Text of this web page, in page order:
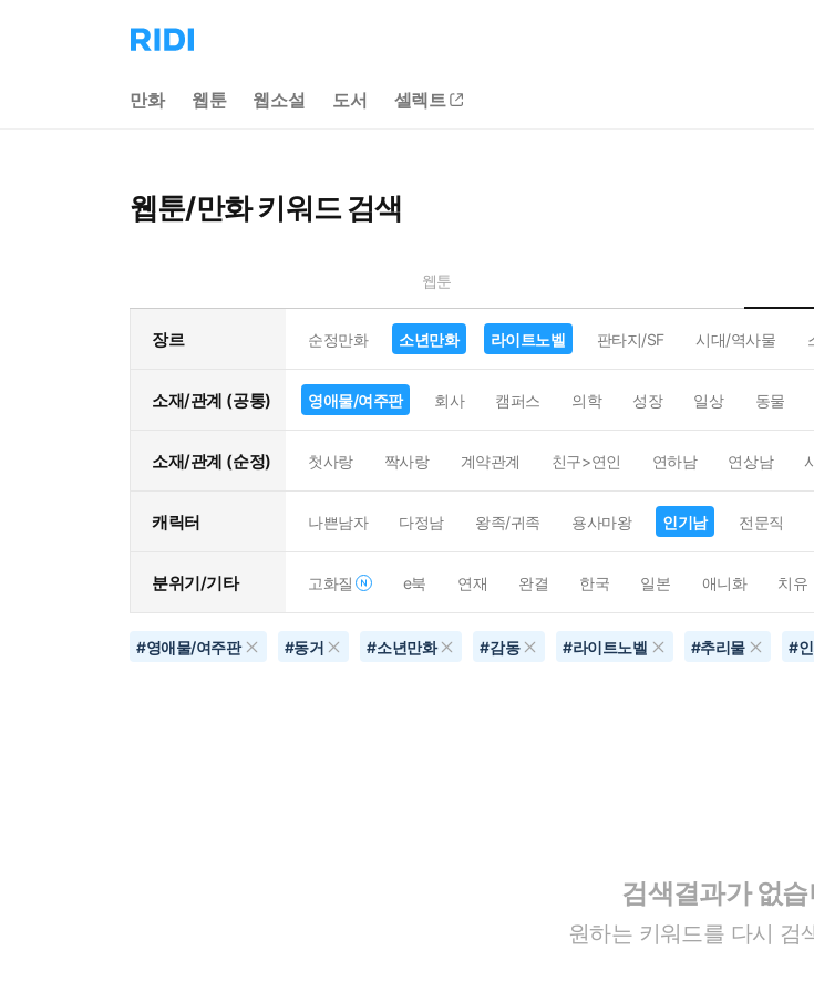
리
디
으
만화 웹툰 웹소설 도서 셀렉트
웹툰/만화 키워드 검색
웹툰
장르 순정만화 소년만화 라이트노벨 판타지/SF 시대/역사물
소재/관계 (공통) 영애물/여주판 회사 캠퍼스 의학 성장 일상 동물
소재/관계 (순정) 첫사랑 짝사랑 계약관계 친구>연인 연하남 연상남
캐릭터 나쁜남자 다정남 왕족/귀족 용사마왕 인기남 전문직
분위기/기타 고화질 e북 연재 완결 한국 일본 애니화 치유
#영애물/여주판 #동거 #소년만화 #감동 #라이트노벨 #추리물 #
검색결과가 없
원하는 키워드를 다시 검